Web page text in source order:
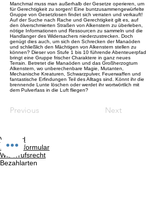
Manchmal muss man außerhalb der Gesetze operieren, um
für Gerechtigkeit zu sorgen! Eine buntzusammengewürfelte
Gruppe von Gesetzlosen findet sich verraten und verkauft!
Auf der Suche nach Rache und Gerechtigkeit gilt es, auf
den ölverschmierten Straßen von Alkenstern zu überleben,
nötige Informationen und Ressourcen zu sammeln und die
Handlanger des Widersachers niederzustrecken. Doch
genügt dies auch, um sich den Schrecken der Manaöden
und schließlich den Mächtigen von Alkenstern stellen zu
können? Dieser von Stufe 1 bis 10 führende Abenteuerpfad
bringt eine Gruppe frischer Charaktere in ganz neues
Terrain. Betretet die Manaöden und das Großherzogtum
Alkenstern, wo unberechenbare Magie, Mutanten,
Mechanische Kreaturen, Schwarzpulver, Feuerwaffen und
fantastische Erfindungen Teil des Alltags sind. Könnt ihr die
brennende Lunte löschen oder werdet ihr wortwörtlich mit
dem Pulverfass in die Luft fliegen?
Previous Next
Versand
Kontaktformular
Widerrufsrecht
Bezahlarten